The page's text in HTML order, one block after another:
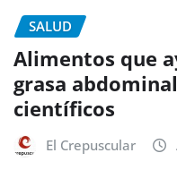
SALUD
Alimentos que
grasa
científicos
El Crepuscular